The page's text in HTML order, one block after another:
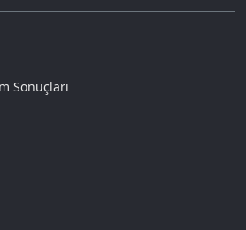
Sonuçları